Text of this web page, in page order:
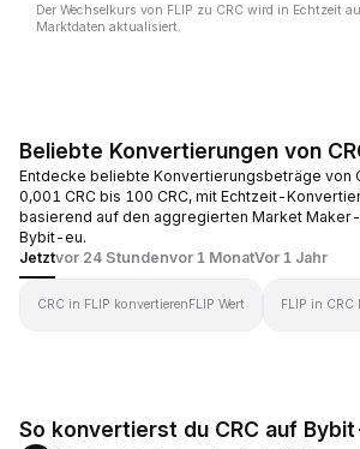
Der Wechselkurs von FLIP zu CRC wird in Echtzeit
Marktdaten aktualisiert.
Beliebte Konvertierungen von
Entdecke beliebte Konvertierungsbeträge von
0,001 CRC bis 100 CRC, mit Echtzeit-
basierend auf den aggregierten Market
Bybit-eu.
Jetztvor 24 Stundenvor 1 MonatVor 1 Jahr
CRC in FLIP konvertierenFLIP Wert FLIP in CRC
So konvertierst du CRC auf